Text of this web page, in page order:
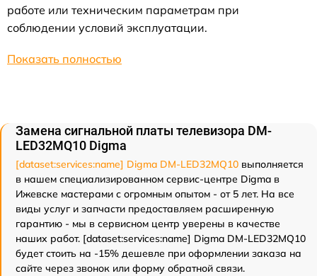
работе или техническим параметрам при
соблюдении условий эксплуатации.
Показать полностью
Замена сигнальной платы телевизора DM-
LED32MQ10 Digma
[dataset:services:name] Digma DM-LED32MQ10 выполняется
в нашем специализированном сервис-центре Digma в
Ижевске мастерами с огромным опытом - от 5 лет. На все
виды услуг и запчасти предоставляем расширенную
гарантию - мы в сервисном центр уверены в качестве
наших работ. [dataset:services:name] Digma DM-LED32MQ10
будет стоить на -15% дешевле при оформлении заказа на
сайте через звонок или форму обратной связи.